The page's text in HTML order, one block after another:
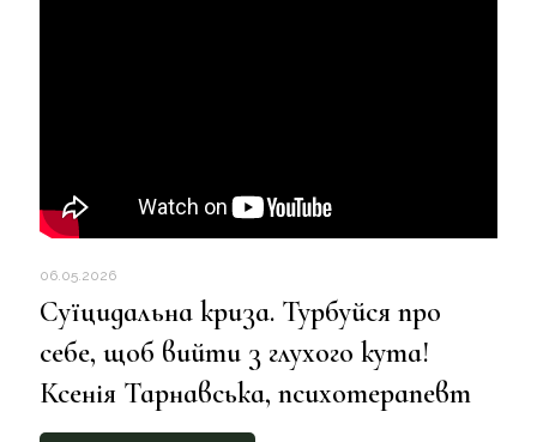
06.05.2026
Суїцидальна криза. Турбуйся про
себе, щоб вийти з глухого кута!
Ксенія Тарнавська, психотерапевт